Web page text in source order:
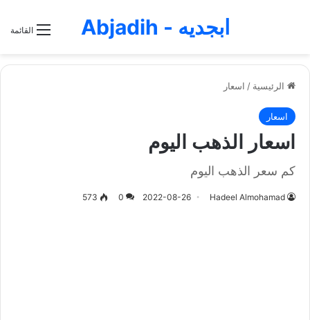
القائمة ابجديه - Abjadih
الرئيسية / اسعار
اسعار
اسعار الذهب اليوم
كم سعر الذهب اليوم
Hadeel Almohamad
2022-08-26
0
573